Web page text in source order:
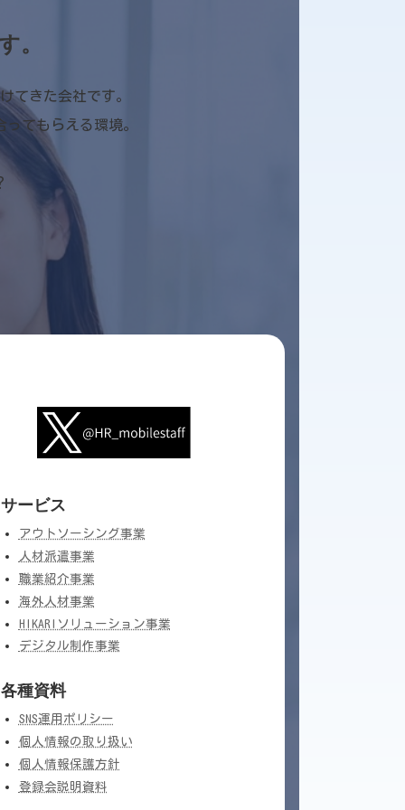
。
てきた会社です。
てもらえる環境。
サービス
アウトソーシング事業
人材派遣事業
職業紹介事業
海外人材事業
HIKARIソリューション事業
デジタル制作事業
各種資料
SNS運用ポリシー
個人情報の取り扱い
個人情報保護方針
登録会説明資料